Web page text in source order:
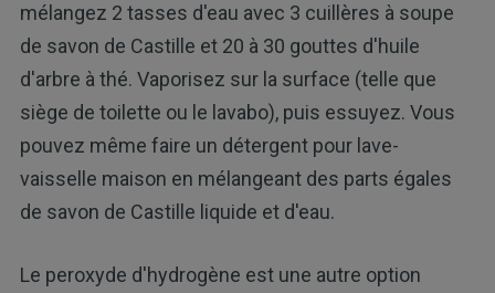
mélangez 2 tasses d'eau avec 3 cuillères à soupe
de savon de Castille et 20 à 30 gouttes d'huile
d'arbre à thé. Vaporisez sur la surface (telle que
siège de toilette ou le lavabo), puis essuyez. Vous
pouvez même faire un détergent pour lave-
vaisselle maison en mélangeant des parts égales
de savon de Castille liquide et d'eau.
Le peroxyde d'hydrogène est une autre option